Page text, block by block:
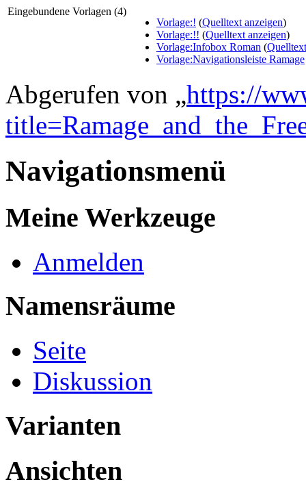
Eingebundene Vorlagen (4)
Vorlage:! (Quelltext anzeigen)
Vorlage:!! (Quelltext anzeigen)
Vorlage:Infobox Roman (
Vorlage:Navigationsleiste Ramage
Abgerufen von „https://
Navigationsmenü
Meine Werkzeuge
Anmelden
Namensräume
Seite
Diskussion
Varianten
Ansichten